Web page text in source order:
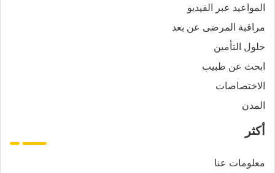
المواعيد عبر الفيديو
مراقبة المرضى عن بعد
حلول التأمين
ابحث عن طبيب
الاختصاصات
المدن
أكثر
معلومات عنا